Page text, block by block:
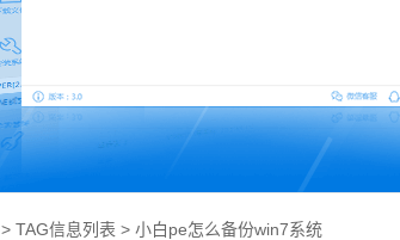
> TAG信息列表 > 小白pe怎么备份win7系统